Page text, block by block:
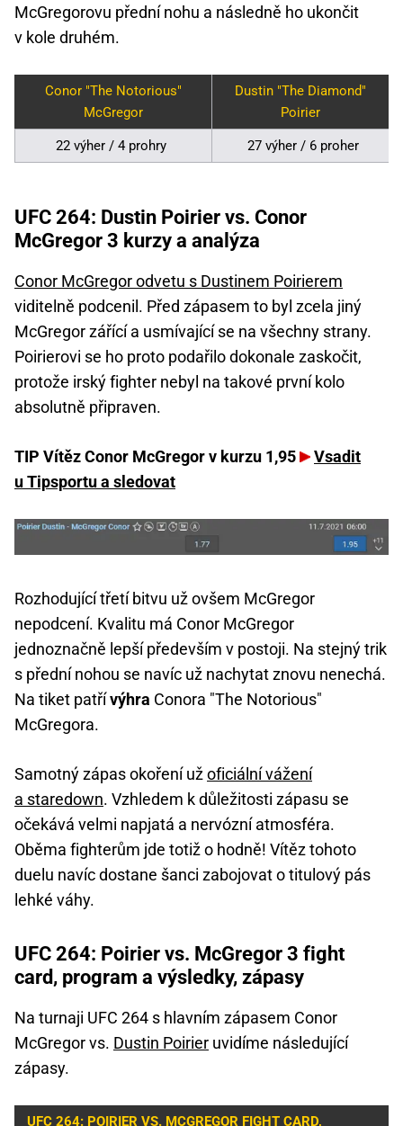
McGregorovu přední nohu a následně ho ukončit
v kole druhém.
Conor "The Notorious"
McGregor
Dustin "The Diamond"
Poirier
22 výher / 4 prohry 27 výher / 6 proher
UFC 264: Dustin Poirier vs. Conor
McGregor 3 kurzy a analýza
Conor McGregor odvetu s Dustinem Poirierem
viditelně podcenil. Před zápasem to byl zcela jiný
McGregor zářící a usmívající se na všechny strany.
Poirierovi se ho proto podařilo dokonale zaskočit,
protože irský fighter nebyl na takové první kolo
absolutně připraven.
TIP Vítěz Conor McGregor v kurzu 1,95
Vsadit
u Tipsportu a sledovat
Rozhodující třetí bitvu už ovšem McGregor
nepodcení. Kvalitu má Conor McGregor
jednoznačně lepší především v postoji. Na stejný trik
s přední nohou se navíc už nachytat znovu nenechá.
Na tiket patřívýhra Conora "The Notorious"
McGregora.
Samotný zápas okoření užoficiální vážení
a staredown. Vzhledem k důležitosti zápasu se
očekává velmi napjatá a nervózní atmosféra.
Oběma fighterům jde totiž o hodně! Vítěz tohoto
duelu navíc dostane šanci zabojovat o titulový pás
lehké váhy.
UFC 264: Poirier vs. McGregor 3 fight
card, program a výsledky, zápasy
Na turnaji UFC 264 s hlavním zápasem Conor
McGregor vs. Dustin Poirier uvidíme následující
zápasy.
UFC 264: POIRIER VS. MCGREGOR FIGHT CARD,